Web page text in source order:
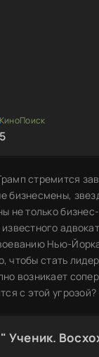
стремится
бизнесмены,
не только
Нью-
чтобы стать
возникает
с этой угрозой?
Ученик.